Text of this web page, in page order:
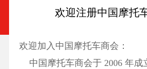
欢迎注册中国摩托
欢迎加入中国摩托车商会：
中国摩托车商会于 2006 年成